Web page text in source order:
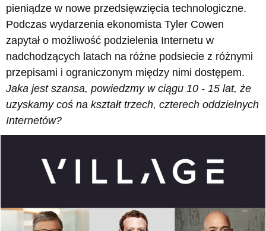
pieniądze w nowe przedsięwzięcia technologiczne.
Podczas wydarzenia ekonomista Tyler Cowen
zapytał o możliwość podzielenia Internetu w
nadchodzących latach na różne podsiecie z różnymi
przepisami i ograniczonym między nimi dostępem.
Jaka jest szansa, powiedzmy w ciągu 10 - 15 lat, że
uzyskamy coś na kształt trzech, czterech oddzielnych
Internetów?